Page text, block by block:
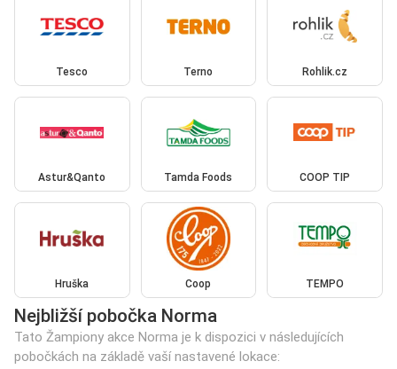
Tesco Terno Rohlik.cz
Astur&Qanto Tamda Foods COOP TIP
Hruška Coop TEMPO
Nejbližší pobočka Norma
Tato Žampiony akce Norma je k dispozici v následujících
pobočkách na základě vaší nastavené lokace: